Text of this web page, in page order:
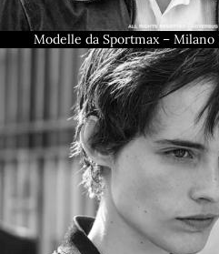
Modelle da Sportmax – Milano